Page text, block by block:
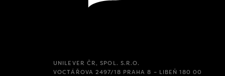
UNILEVER ČR, SPOL. S.R.O.
VOCTÁŘOVA 2497/18 PRAHA 8 – LIBEŇ 180 00